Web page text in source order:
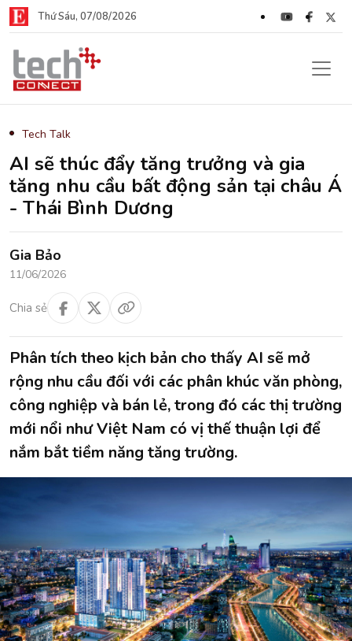
Thứ Sáu, 07/08/2026
Tech Talk
AI sẽ thúc đẩy tăng trưởng và gia
tăng nhu cầu bất động sản tại châu Á
- Thái Bình Dương
Gia Bảo
11/06/2026
Chia sẻ
Phân tích theo kịch bản cho thấy AI sẽ mở
rộng nhu cầu đối với các phân khúc văn phòng,
công nghiệp và bán lẻ, trong đó các thị trường
mới nổi như Việt Nam có vị thế thuận lợi để
nắm bắt tiềm năng tăng trường.